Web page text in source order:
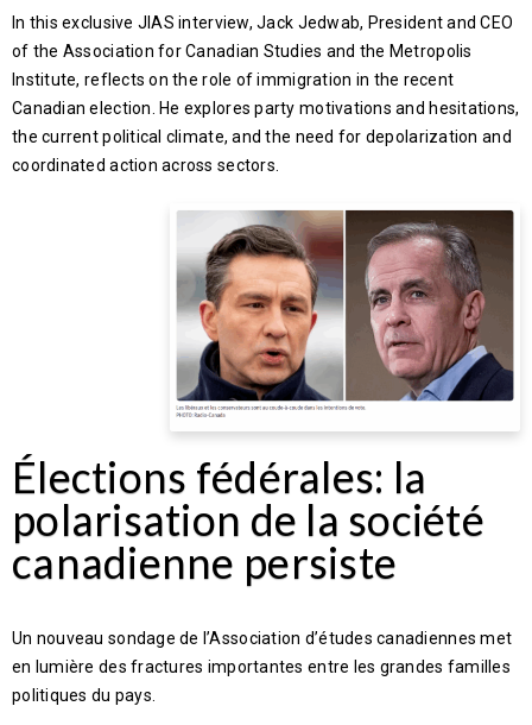
In this exclusive JIAS interview, Jack Jedwab, President and CEO
of the Association for Canadian Studies and the Metropolis
Institute, reflects on the role of immigration in the recent
Canadian election. He explores party motivations and hesitations,
the current political climate, and the need for depolarization and
coordinated action across sectors.
Élections fédérales: la
polarisation de la société
canadienne persiste
Un nouveau sondage de l’Association d’études canadiennes met
en lumière des fractures importantes entre les grandes familles
politiques du pays.